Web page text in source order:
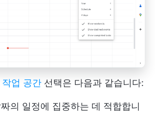
업 공간 선택은 다음과 같습니다:
의 일정에 집중하는 데 적합합니